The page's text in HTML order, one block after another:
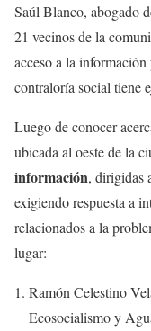
Saúl Blanco, abogado
21 vecinos de la
acceso a la
contraloría social tiene
Luego de conocer
ubicada al oeste de la
información, dirigidas
exigiendo respuesta a
relacionados a la
lugar:
Ramón Celestino
Ecosocialismo y